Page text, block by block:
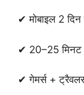
✔ मोबाइल 2
✔ 20–25 मिनट
✔ गेमर्स +